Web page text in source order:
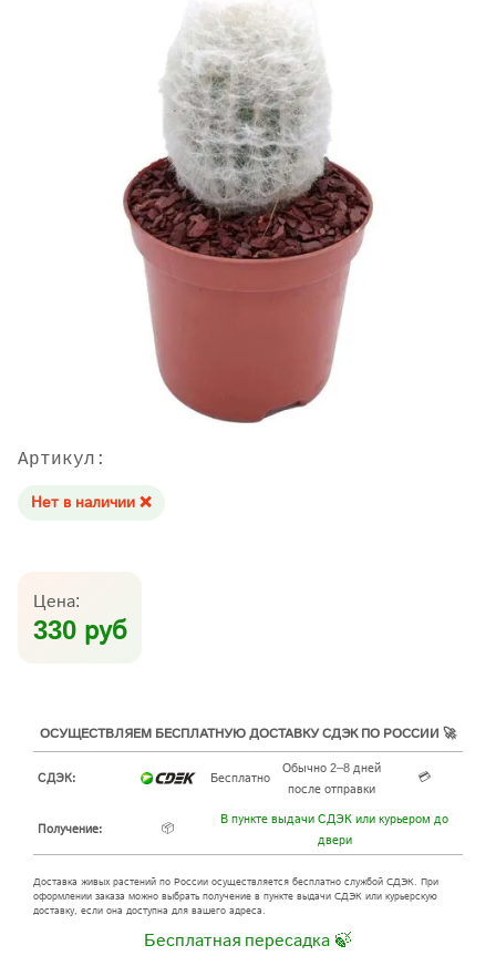
Артикул:
Нет в наличии ❌
Цена:
330 руб
ОСУЩЕСТВЛЯЕМ БЕСПЛАТНУЮ ДОСТАВКУ СДЭК ПО РОССИИ 🚀
СДЭК: Бесплатно
Обычно 2–8 дней
после отправки
💳
Получение: 📦
В пункте выдачи СДЭК или курьером до
двери
Доставка живых растений по России осуществляется бесплатно службой СДЭК. При
оформлении заказа можно выбрать получение в пункте выдачи СДЭК или курьерскую
доставку, если она доступна для вашего адреса.
Бесплатная пересадка 🍃